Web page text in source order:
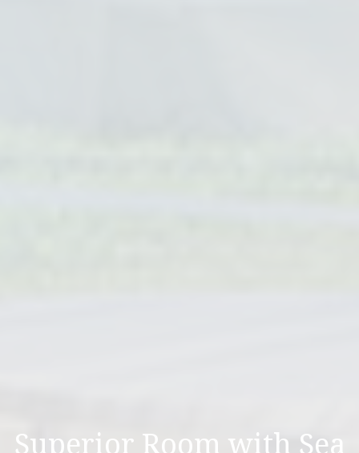
Superior Room with Sea